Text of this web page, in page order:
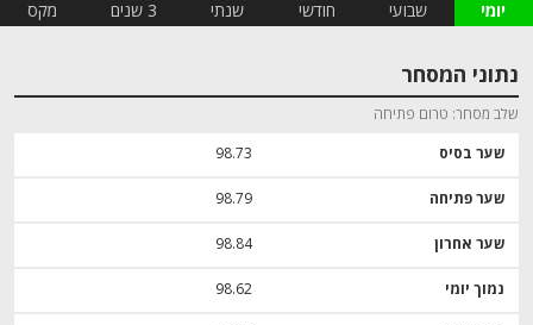
יומי שבועי חודשי שנתי 3 שנים מקס
נתוני המסחר
שלב מסחר טרום פתיחה
שער בסיס 98.73
שער פתיחה 98.79
שער אחרון 98.84
נמוך יומי 98.62